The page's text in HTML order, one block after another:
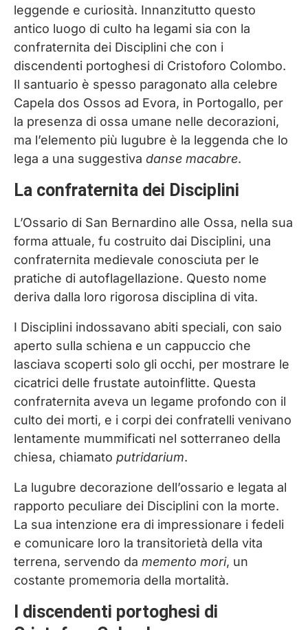
leggende e curiosità. Innanzitutto questo
antico luogo di culto ha legami sia con la
confraternita dei Disciplini che con i
discendenti portoghesi di Cristoforo Colombo.
Il santuario è spesso paragonato alla celebre
Capela dos Ossos ad Evora, in Portogallo, per
la presenza di ossa umane nelle decorazioni,
ma l’elemento più lugubre è la leggenda che lo
lega a una suggestiva danse macabre.
La confraternita dei Disciplini
L’Ossario di San Bernardino alle Ossa, nella sua
forma attuale, fu costruito dai Disciplini, una
confraternita medievale conosciuta per le
pratiche di autoflagellazione. Questo nome
deriva dalla loro rigorosa disciplina di vita.
I Disciplini indossavano abiti speciali, con saio
aperto sulla schiena e un cappuccio che
lasciava scoperti solo gli occhi, per mostrare le
cicatrici delle frustate autoinflitte. Questa
confraternita aveva un legame profondo con il
culto dei morti, e i corpi dei confratelli venivano
lentamente mummificati nel sotterraneo della
chiesa, chiamato putridarium.
La lugubre decorazione dell’ossario e legata al
rapporto peculiare dei Disciplini con la morte.
La sua intenzione era di impressionare i fedeli
e comunicare loro la transitorietà della vita
terrena, servendo da memento mori, un
costante promemoria della mortalità.
I discendenti portoghesi di